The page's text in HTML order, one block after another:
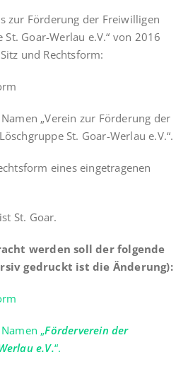
zur Förderung der Freiwilligen
Goar-Werlau e.V.“ von 2016
und Rechtsform:
„Verein zur Förderung der
St. Goar-Werlau e.V.“.
eines eingetragenen
St. Goar.
werden soll der folgende
gedruckt ist die Änderung):
„Förderverein der
e.V.“.